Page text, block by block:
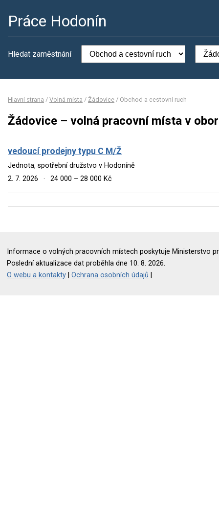
Práce Hodonín
Hledat zaměstnání
Hlavní strana / Volná místa / Žádovice / Obchod a cestovní ruch
Žádovice – volná pracovní místa v
vedoucí prodejny typu C M/Ž
Jednota, spotřební družstvo v Hodoníně
2. 7. 2026
· 24 000 – 28 000 Kč
Informace o volných pracovních místech poskytuje Ministerstvo
Poslední aktualizace dat proběhla dne 10. 8. 2026.
O webu a kontakty |Ochrana osobních údajů